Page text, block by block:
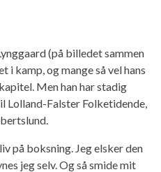
(på billedet sammen
kamp, og mange så vel hans
Men han har stadig
Falster Folketidende,
på boksning. Jeg elsker den
jeg selv. Og så smide mit